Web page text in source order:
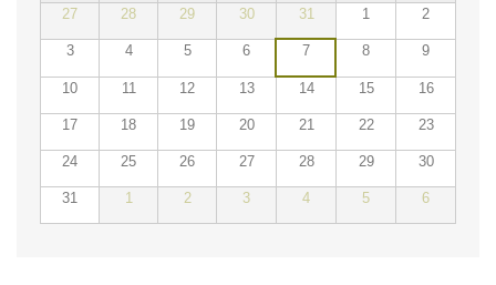
27
28 29 30 31 1 2
3 4 5 6 7 8 9
10 11 12 13 14 15 16
17 18 19 20 21 22 23
24 25 26 27 28 29 30
31 1 2 3 4 5 6